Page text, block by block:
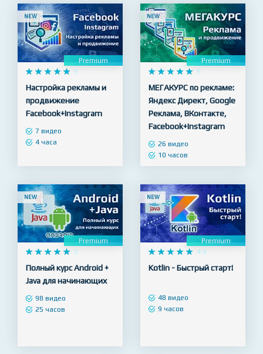
7 видео
3 часа
NEW
Premium
    
     5
Настройка рекламы и
продвижение
Facebook+Instagram
NEW
Premium
    
     5
МЕГАКУРС по рекламе:
Яндекс Директ, Google
Реклама, ВКонтакте,
Facebook+Instagram
10 часов
NEW
    
     5
Полный курс Android +
Java для начинающих
NEW
Premium
Kotlin - Быстрый старт!